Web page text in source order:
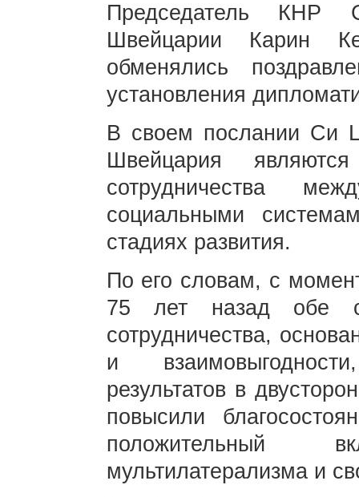
Председатель КНР
Швейцарии Карин
обменялись
установления
В своем послании Си
Швейцария
сотрудничества
социальными
стадиях развития.
По его словам, с
75 лет назад обе
сотрудничества,
и
результатов в
повысили
положительный
мультилатерализма и